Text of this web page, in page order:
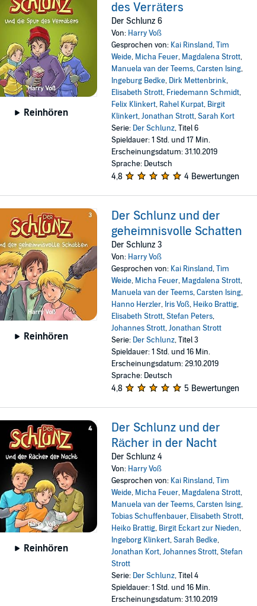
Reinhören
des Verräters
Der Schlunz 6
Von: Harry Voß
Gesprochen von: Kai Rinsland,Tim
Weide, Micha Feuer, Magdalena Strott,
Manuela van der Teems,Carsten Ising,
Ingeburg Bedke, Dirk Mettenbrink,
Elisabeth Strott, Friedemann Schmidt,
Felix Klinkert, Rahel Kurpat, Birgit
Klinkert,Jonathan Strott,Sarah Kort
Serie: Der Schlunz, Titel 6
Spieldauer: 1 Std. und 17 Min.
Erscheinungsdatum: 31.10.2019
Sprache: Deutsch
4,8 4 Bewertungen
Reinhören
Der Schlunz und der
geheimnisvolle Schatten
Der Schlunz 3
Von: Harry Voß
Gesprochen von: Kai Rinsland,Tim
Weide, Micha Feuer, Magdalena Strott,
Manuela van der Teems,Carsten Ising,
Hanno Herzler, Iris Voß, Heiko Brattig,
Elisabeth Strott,Stefan Peters,
Johannes Strott,Jonathan Strott
Serie: Der Schlunz, Titel 3
Spieldauer: 1 Std. und 16 Min.
Erscheinungsdatum: 29.10.2019
Sprache: Deutsch
4,8 5 Bewertungen
Reinhören
Der Schlunz und der
Rächer in der Nacht
Der Schlunz 4
Von: Harry Voß
Gesprochen von: Kai Rinsland,Tim
Weide, Micha Feuer, Magdalena Strott,
Manuela van der Teems,Carsten Ising,
Tobias Schuffenbauer, Elisabeth Strott,
Heiko Brattig, Birgit Eckart zur Nieden,
Ingeborg Klinkert,Sarah Bedke,
Jonathan Kort,Johannes Strott,Stefan
Strott
Serie: Der Schlunz, Titel 4
Spieldauer: 1 Std. und 16 Min.
Erscheinungsdatum: 31.10.2019